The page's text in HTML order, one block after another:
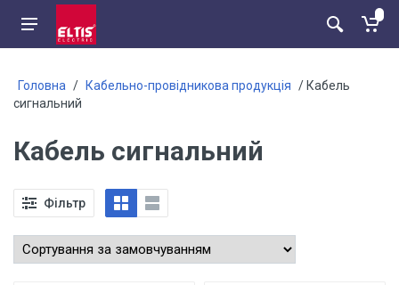
Головна / Кабельно-провідникова продукція / Кабель
сигнальний
Кабель сигнальний
Фільтр